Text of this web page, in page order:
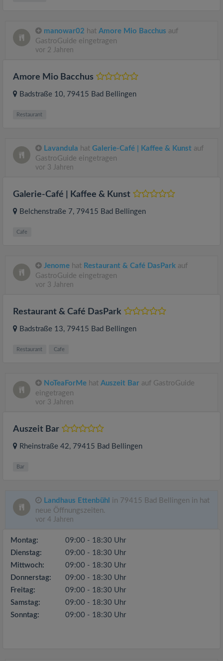
manowar02 hat Amore Mio Bacchus auf
GastroGuide eingetragen
vor 2 Jahren
Amore Mio Bacchus
Badstraße 10, 79415 Bad Bellingen
Restaurant
Lavandula hat Galerie-Café | Kaffee & Kunst auf
GastroGuide eingetragen
vor 3 Jahren
Galerie-Café | Kaffee & Kunst
Belchenstraße 7, 79415 Bad Bellingen
Cafe
Jenome hat Restaurant & Café DasPark auf
GastroGuide eingetragen
vor 3 Jahren
Restaurant & Café DasPark
Badstraße 13, 79415 Bad Bellingen
Restaurant Cafe
NoTeaForMe hat Auszeit Bar auf GastroGuide
eingetragen
vor 3 Jahren
Auszeit Bar
Rheinstraße 42, 79415 Bad Bellingen
Bar
Landhaus Ettenbühl in 79415 Bad Bellingen in hat
neue Öffnungszeiten.
vor 4 Jahren
Montag:
09:00 - 18:30 Uhr
Dienstag:
09:00 - 18:30 Uhr
Mittwoch:
09:00 - 18:30 Uhr
Donnerstag:
09:00 - 18:30 Uhr
Freitag:
09:00 - 18:30 Uhr
Samstag:
09:00 - 18:30 Uhr
Sonntag:
09:00 - 18:30 Uhr